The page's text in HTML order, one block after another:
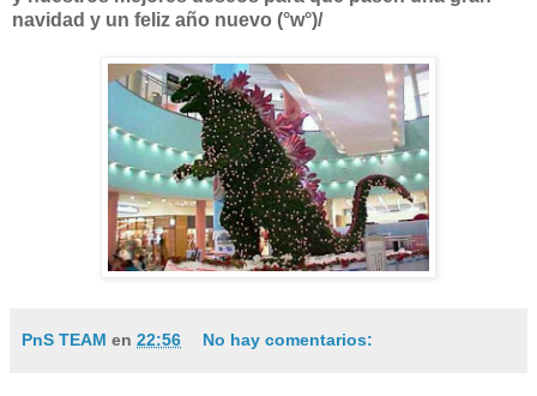
navidad y un feliz año nuevo (°w°)/
PnS TEAM en 22:56 No hay comentarios: